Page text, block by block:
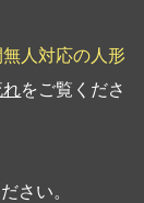
人対応の人形
れをご覧くださ
さい。